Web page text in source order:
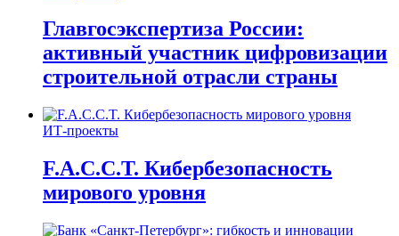
Главгосэкспертиза России:
активный участник цифровизации
строительной отрасли страны
ИТ-проекты
F.A.C.C.T. Кибербезопасность
мирового уровня